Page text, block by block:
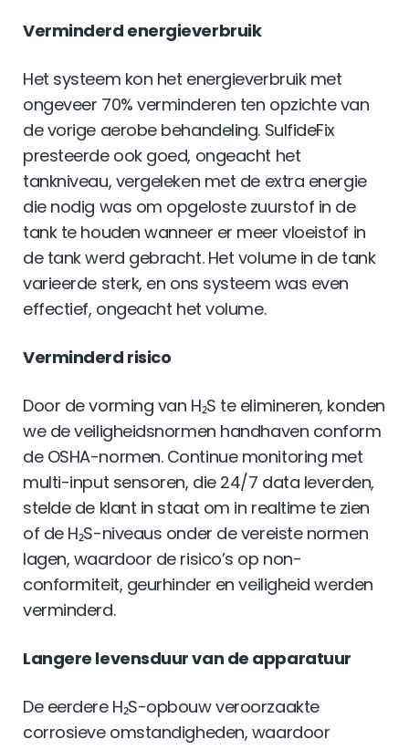
Verminderd energieverbruik
Het systeem kon het energieverbruik met
ongeveer 70% verminderen ten opzichte van
de vorige aerobe behandeling. SulfideFix
presteerde ook goed, ongeacht het
tankniveau, vergeleken met de extra energie
die nodig was om opgeloste zuurstof in de
tank te houden wanneer er meer vloeistof in
de tank werd gebracht. Het volume in de tank
varieerde sterk, en ons systeem was even
effectief, ongeacht het volume.
Verminderd risico
Door de vorming van H₂S te elimineren, konden
we de veiligheidsnormen handhaven conform
de OSHA-normen. Continue monitoring met
multi-input sensoren, die 24/7 data leverden,
stelde de klant in staat om in realtime te zien
of de H₂S-niveaus onder de vereiste normen
lagen, waardoor de risico’s op non-
conformiteit, geurhinder en veiligheid werden
verminderd.
Langere levensduur van de apparatuur
De eerdere H₂S-opbouw veroorzaakte
corrosieve omstandigheden, waardoor